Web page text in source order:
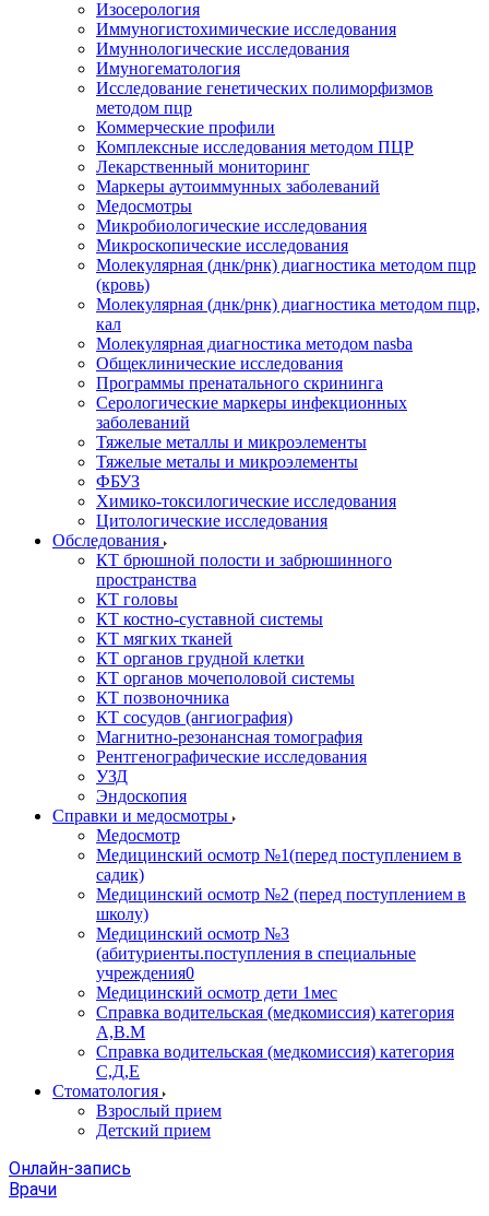
Изосерология
Иммуногистохимические исследования
Имуннологические исследования
Имуногематология
Исследование генетических полиморфизмов
методом пцр
Коммерческие профили
Комплексные исследования методом ПЦР
Лекарственный мониторинг
Маркеры аутоиммунных заболеваний
Медосмотры
Микробиологические исследования
Микроскопические исследования
Молекулярная (днк/рнк) диагностика методом пцр
(кровь)
Молекулярная (днк/рнк) диагностика методом пцр,
кал
Молекулярная диагностика методом nasba
Общеклинические исследования
Программы пренатального скрининга
Серологические маркеры инфекционных
заболеваний
Тяжелые металлы и микроэлементы
Тяжелые металы и микроэлементы
ФБУЗ
Химико-токсилогические исследования
Цитологические исследования
Обследования
КТ брюшной полости и забрюшинного
пространства
КТ головы
КТ костно-суставной системы
КТ мягких тканей
КТ органов грудной клетки
КТ органов мочеполовой системы
КТ позвоночника
КТ сосудов (ангиография)
Магнитно-резонансная томография
Рентгенографические исследования
УЗД
Эндоскопия
Справки и медосмотры
Медосмотр
Медицинский осмотр №1(перед поступлением в
садик)
Медицинский осмотр №2 (перед поступлением в
школу)
Медицинский осмотр №3
(абитуриенты.поступления в специальные
учреждения0
Медицинский осмотр дети 1мес
Справка водительская (медкомиссия) категория
А,В.М
Справка водительская (медкомиссия) категория
С,Д,Е
Стоматология
Взрослый прием
Детский прием
Онлайн-запись
Врачи